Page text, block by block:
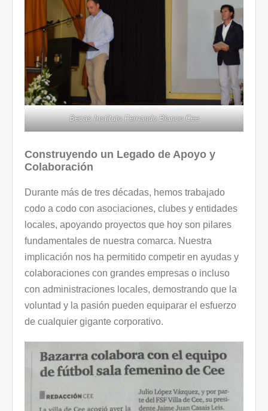
Becas Instituto Fernando Blanco Cee
Construyendo un Legado de Apoyo y
Colaboración
Durante más de tres décadas, hemos trabajado
codo a codo con asociaciones, clubes y entidades
locales, apoyando proyectos que hoy son pilares
fundamentales de nuestra comarca. Nuestra
implicación nos ha permitido competir en ayudas y
colaboraciones con grandes empresas o incluso
con administraciones locales, demostrando que la
voluntad y la pasión pueden equiparar el esfuerzo
de cualquier gigante corporativo.